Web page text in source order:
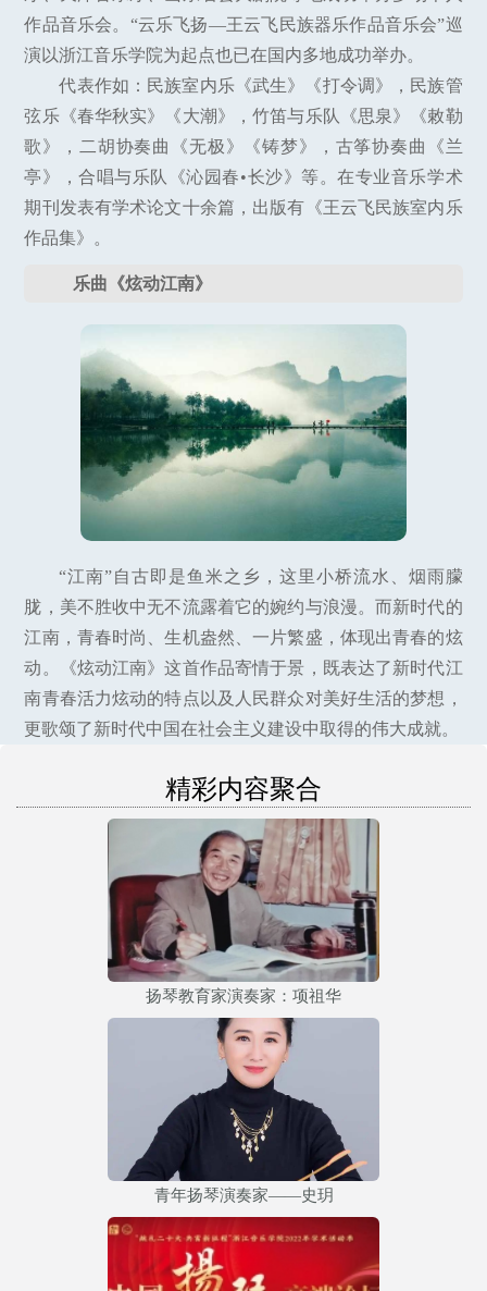
作品音乐会。“云乐飞扬—王云飞民族器乐作品音乐会”巡
演以浙江音乐学院为起点也已在国内多地成功举办。
代表作如：民族室内乐《武生》《打令调》，民族管
弦乐《春华秋实》《大潮》，竹笛与乐队《思泉》《敕勒
歌》，二胡协奏曲《无极》《铸梦》，古筝协奏曲《兰
亭》，合唱与乐队《沁园春•长沙》等。在专业音乐学术
期刊发表有学术论文十余篇，出版有《王云飞民族室内乐
作品集》。
乐曲《炫动江南》
“江南”自古即是鱼米之乡，这里小桥流水、烟雨朦
胧，美不胜收中无不流露着它的婉约与浪漫。而新时代的
江南，青春时尚、生机盎然、一片繁盛，体现出青春的炫
动。《炫动江南》这首作品寄情于景，既表达了新时代江
南青春活力炫动的特点以及人民群众对美好生活的梦想，
更歌颂了新时代中国在社会主义建设中取得的伟大成就。
精彩内容聚合
扬琴教育家演奏家：项祖华
青年扬琴演奏家——史玥